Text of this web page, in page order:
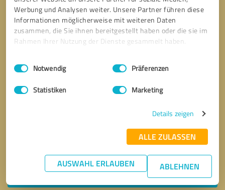
Werbung und Analysen weiter. Unsere Partner führen diese
Informationen möglicherweise mit weiteren Daten
zusammen, die Sie ihnen bereitgestellt haben oder die sie im
Rahmen Ihrer Nutzung der Dienste gesammelt haben.
Impressum Datenschutzbestimmungen
Einwilligungsauswahl
Notwendig Präferenzen
Statistiken Marketing
Details zeigen
ALLE ZULASSEN
AUSWAHL ERLAUBEN ABLEHNEN